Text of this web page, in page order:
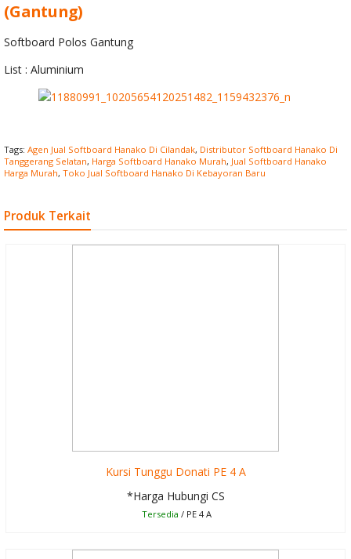
Subaru Koji A
(Gantung)
Softboard Polos Gantung
List : Aluminium
Tags: Agen Jual Softboard Hanako Di Cilandak, Distributor Softboard Hanako Di
Tanggerang Selatan, Harga Softboard Hanako Murah, Jual Softboard Hanako
Harga Murah, Toko Jual Softboard Hanako Di Kebayoran Baru
Produk Terkait
Kursi Tunggu Donati PE 4 A
*Harga Hubungi CS
Tersedia / PE 4 A